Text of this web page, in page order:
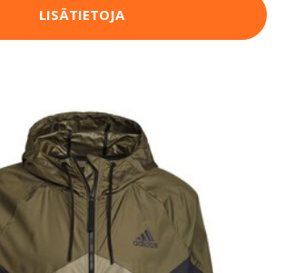
LISÄTIETOJA